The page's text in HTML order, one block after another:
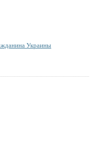
Украины